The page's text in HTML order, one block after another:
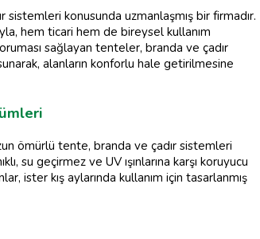
konusunda uzmanlaşmış bir firmadır.
hem ticari hem de bireysel kullanım
sağlayan tenteler, branda ve çadır
alanların konforlu hale getirilmesine
ömürlü tente, branda ve çadır sistemleri
su geçirmez ve UV ışınlarına karşı koruyucu
ister kış aylarında kullanım için tasarlanmış